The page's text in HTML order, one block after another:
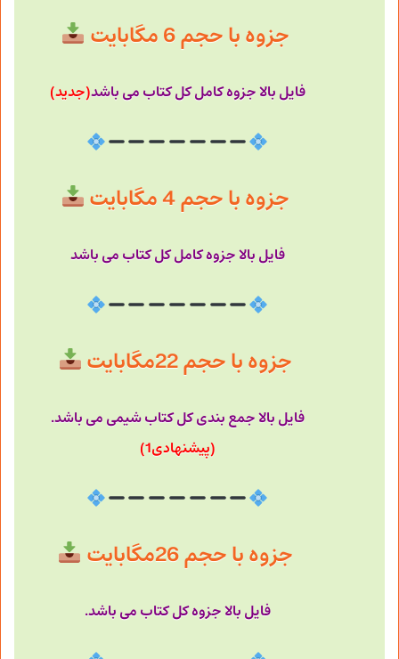
جزوه با حجم 6 مگابایت
فایل بالا جزوه کامل کل کتاب می باشد(جدید)
جزوه با حجم 4 مگابایت
فایل بالا جزوه کامل کل کتاب می باشد
جزوه با حجم 22مگابایت
فایل بالا جمع بندی کل کتاب شیمی می باشد.
(پیشنهادی1)
جزوه با حجم 26مگابایت
فایل بالا جزوه کل کتاب می باشد.